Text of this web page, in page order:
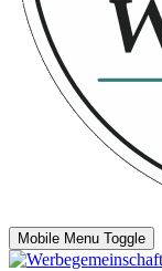
Mobile Menu Toggle